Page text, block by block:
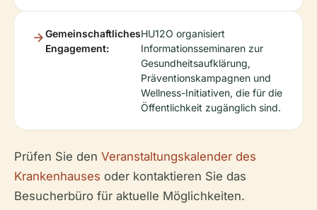
Gemeinschaftliches
Engagement:
HU12O organisiert
Informationsseminaren zur
Gesundheitsaufklärung,
Präventionskampagnen und
Wellness-Initiativen, die für die
Öffentlichkeit zugänglich sind.
Prüfen Sie den Veranstaltungskalender des
Krankenhauses oder kontaktieren Sie das
Besucherbüro für aktuelle Möglichkeiten.